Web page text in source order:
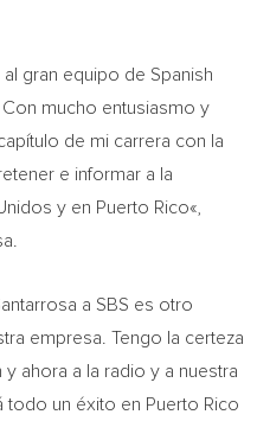
gran equipo de Spanish
mucho entusiasmo y
de mi carrera con la
e informar a la
y en Puerto Rico«,
a SBS es otro
empresa. Tengo la certeza
ahora a la radio y a nuestra
todo un éxito en Puerto Rico